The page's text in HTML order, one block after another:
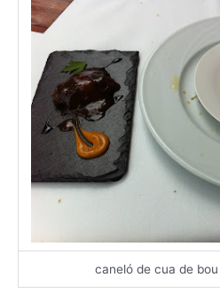
caneló de cua de